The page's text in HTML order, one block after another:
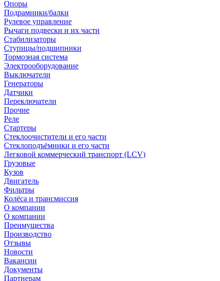
Опоры
Подрамники/балки
Рулевое управление
Рычаги подвески и их части
Стабилизаторы
Ступицы/подшипники
Тормозная система
Электрооборудование
Выключатели
Генераторы
Датчики
Переключатели
Прочие
Реле
Стартеры
Стеклоочистители и его части
Стеклоподъёмники и его части
Легковой коммерческий транспорт (LCV)
Грузовые
Кузов
Двигатель
Фильтры
Колёса и трансмиссия
О компании
О компании
Преимущества
Производство
Отзывы
Новости
Вакансии
Документы
Партнерам